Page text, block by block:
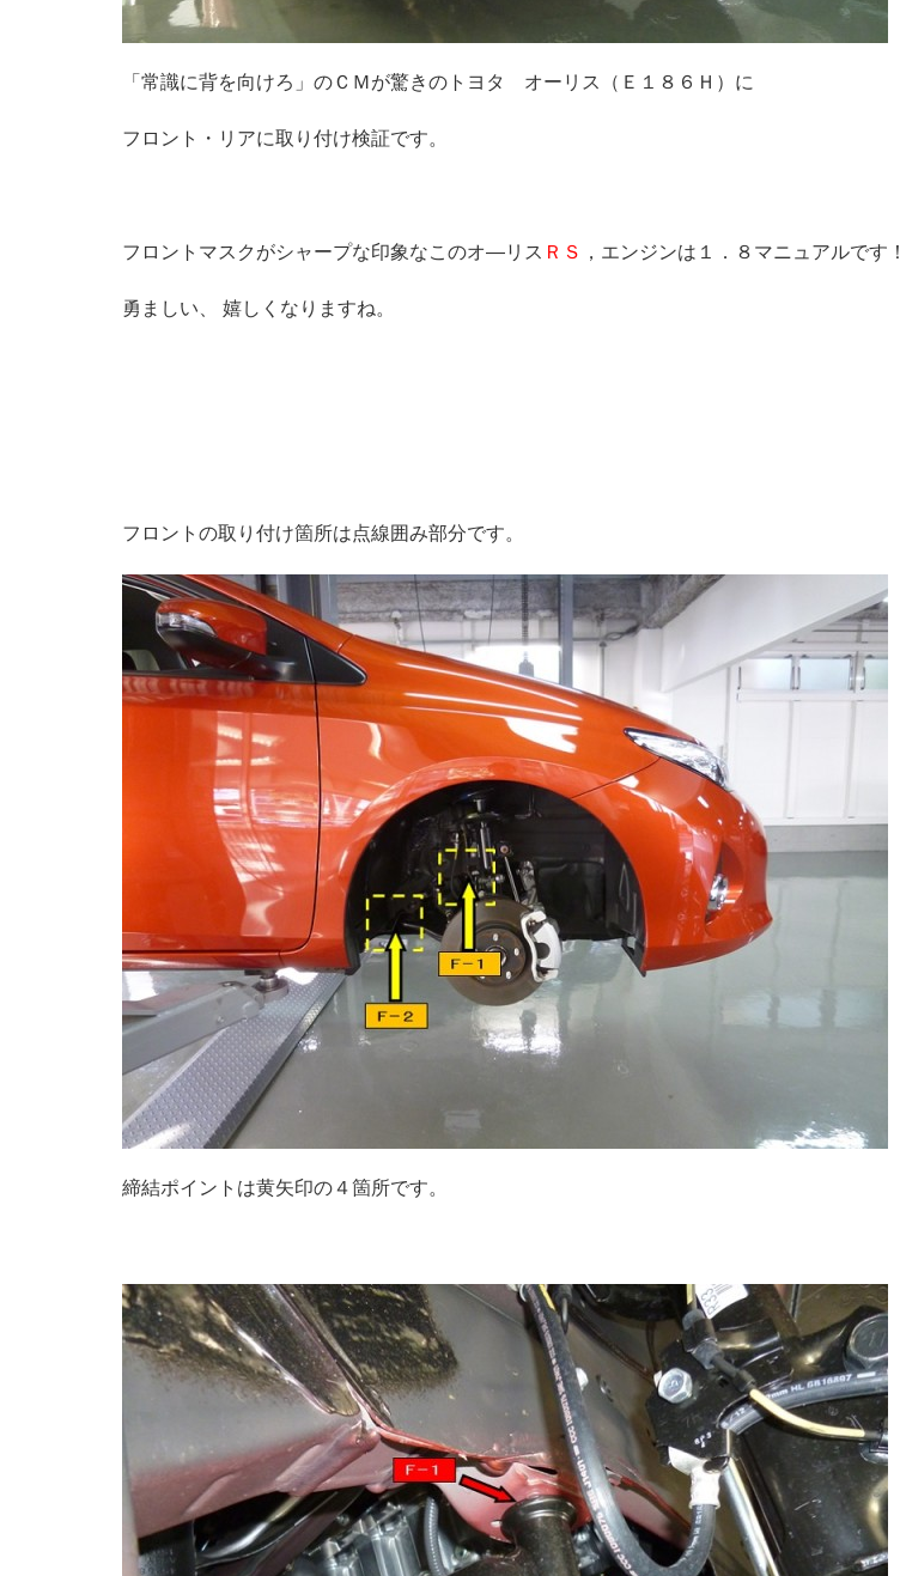
「常識に背を向けろ」のＣＭが驚きのトヨタ オーリス（Ｅ１８６Ｈ）に
フロント・リアに取り付け検証です。
フロントマスクがシャープな印象なこのオ―リス ＲＳ ，エンジンは１．８マニュアルです！
勇ましい、 嬉しくなりますね。
フロントの取り付け箇所は点線囲み部分です。
締結ポイントは黄矢印の４箇所です。